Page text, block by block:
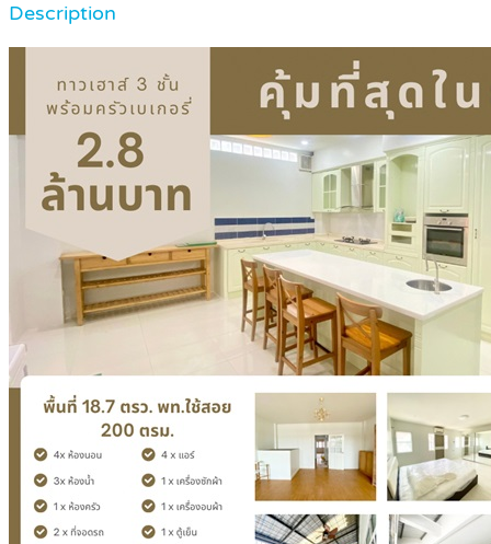
Description